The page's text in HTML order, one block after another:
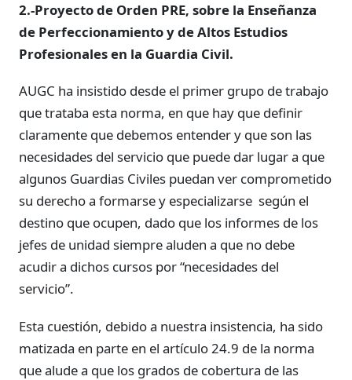
2.-Proyecto de Orden PRE, sobre la Enseñanza
de Perfeccionamiento y de Altos Estudios
Profesionales en la Guardia Civil.
AUGC ha insistido desde el primer grupo de trabajo
que trataba esta norma, en que hay que definir
claramente que debemos entender y que son las
necesidades del servicio que puede dar lugar a que
algunos Guardias Civiles puedan ver comprometido
su derecho a formarse y especializarse según el
destino que ocupen, dado que los informes de los
jefes de unidad siempre aluden a que no debe
acudir a dichos cursos por “necesidades del
servicio”.
Esta cuestión, debido a nuestra insistencia, ha sido
matizada en parte en el artículo 24.9 de la norma
que alude a que los grados de cobertura de las